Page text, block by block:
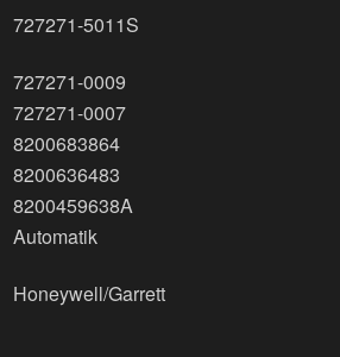
727271-5011S
727271-0009
727271-0007
8200683864
8200636483
8200459638A
Automatik
Honeywell/Garrett